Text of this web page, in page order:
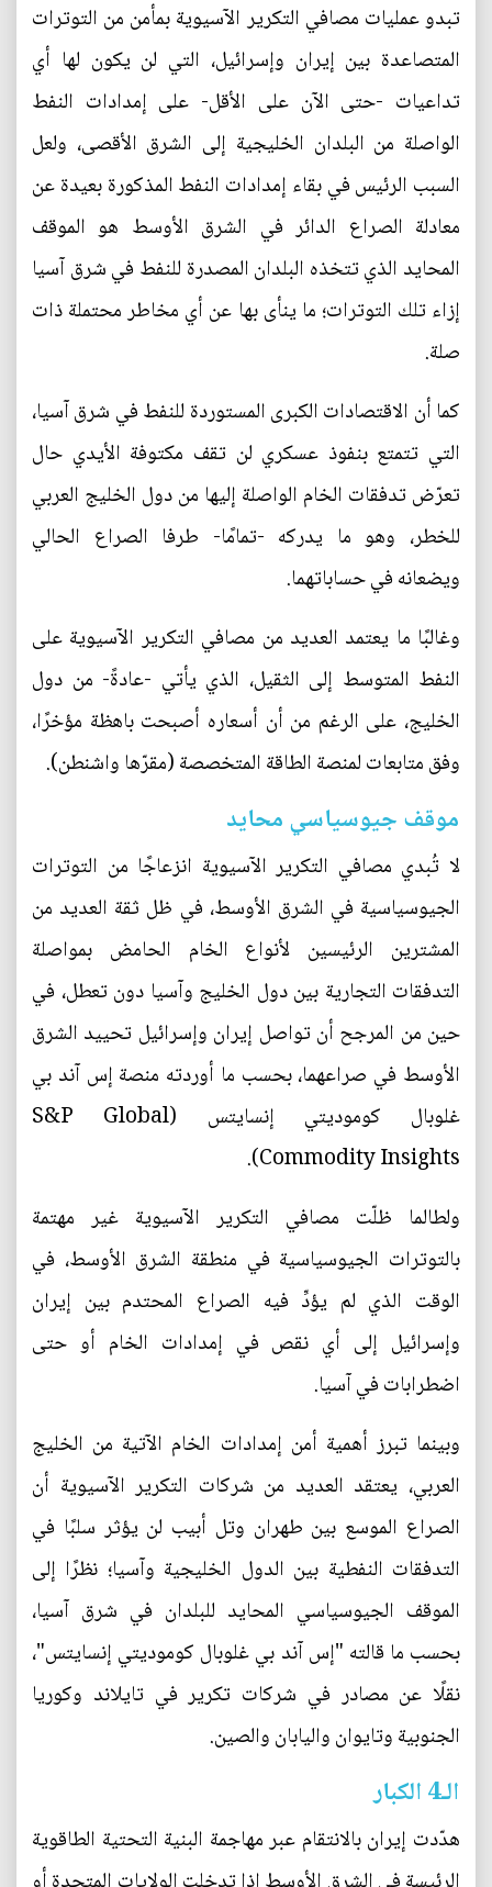
تبدو عمليات مصافي التكرير الآسيوية بمأمن من التوترات
المتصاعدة بين إيران وإسرائيل، التي لن يكون لها أي
تداعيات -حتى الآن على الأقل- على إمدادات النفط
الواصلة من البلدان الخليجية إلى الشرق الأقصى، ولعل
السبب الرئيس في بقاء إمدادات النفط المذكورة بعيدة عن
معادلة الصراع الدائر في الشرق الأوسط هو الموقف
المحايد الذي تتخذه البلدان المصدرة للنفط في شرق آسيا
إزاء تلك التوترات؛ ما ينأى بها عن أي مخاطر محتملة ذات
صلة.
كما أن الاقتصادات الكبرى المستوردة للنفط في شرق آسيا،
التي تتمتع بنفوذ عسكري لن تقف مكتوفة الأيدي حال
تعرّض تدفقات الخام الواصلة إليها من دول الخليج العربي
للخطر، وهو ما يدركه -تمامًا- طرفا الصراع الحالي
ويضعانه في حساباتهما.
وغالبًا ما يعتمد العديد من مصافي التكرير الآسيوية على
النفط المتوسط إلى الثقيل، الذي يأتي -عادةً- من دول
الخليج، على الرغم من أن أسعاره أصبحت باهظة مؤخرًا،
وفق متابعات لمنصة الطاقة المتخصصة (مقرّها واشنطن).
موقف جيوسياسي محايد
لا تُبدي مصافي التكرير الآسيوية انزعاجًا من التوترات
الجيوسياسية في الشرق الأوسط، في ظل ثقة العديد من
المشترين الرئيسين لأنواع الخام الحامض بمواصلة
التدفقات التجارية بين دول الخليج وآسيا دون تعطل، في
حين من المرجح أن تواصل إيران وإسرائيل تحييد الشرق
الأوسط في صراعهما، بحسب ما أوردته منصة إس آند بي
غلوبال كوموديتي إنسايتس (S&P Global
Commodity Insights).
ولطالما ظلّت مصافي التكرير الآسيوية غير مهتمة
بالتوترات الجيوسياسية في منطقة الشرق الأوسط، في
الوقت الذي لم يؤدِّ فيه الصراع المحتدم بين إيران
وإسرائيل إلى أي نقص في إمدادات الخام أو حتى
اضطرابات في آسيا.
وبينما تبرز أهمية أمن إمدادات الخام الآتية من الخليج
العربي، يعتقد العديد من شركات التكرير الآسيوية أن
الصراع الموسع بين طهران وتل أبيب لن يؤثر سلبًا في
التدفقات النفطية بين الدول الخليجية وآسيا؛ نظرًا إلى
الموقف الجيوسياسي المحايد للبلدان في شرق آسيا،
بحسب ما قالته "إس آند بي غلوبال كوموديتي إنسايتس"،
نقلًا عن مصادر في شركات تكرير في تايلاند وكوريا
الجنوبية وتايوان واليابان والصين.
الـ4 الكبار
هدّدت إيران بالانتقام عبر مهاجمة البنية التحتية الطاقوية